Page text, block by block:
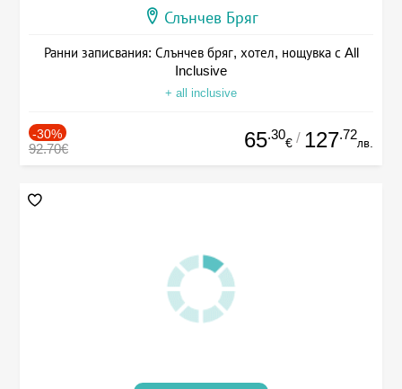
Слънчев Бряг
Ранни записвания: Слънчев бряг, хотел, нощувка с All
Inclusive
+ all inclusive
-30%
92.70€ 65.30
€ / 127.72
лв.